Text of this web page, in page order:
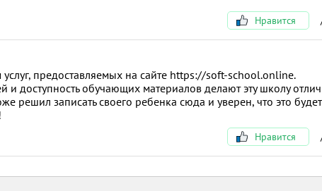
Нравится
предоставляемых на сайте https://soft-school.online.
и доступность обучающих материалов делают эту школу
решил записать своего ребенка сюда и уверен, что это будет
Нравится